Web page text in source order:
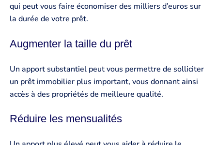
qui peut vous faire économiser des milliers d’euros sur
la durée de votre prêt.
Augmenter la taille du prêt
Un apport substantiel peut vous permettre de solliciter
un prêt immobilier plus important, vous donnant ainsi
accès à des propriétés de meilleure qualité.
Réduire les mensualités